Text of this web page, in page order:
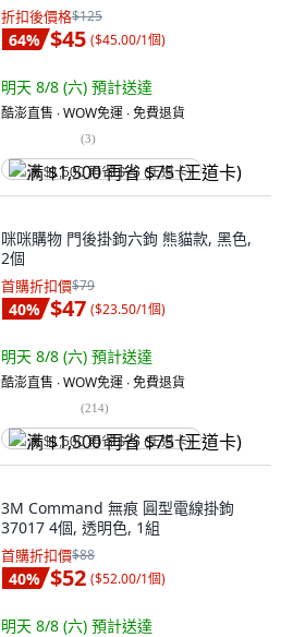
折扣後價格$125
64% $45 ($45.00/1個)
明天 8/8 (六) 預計送達
酷澎直售 ∙ WOW免運 ∙ 免費退貨
(3)
满 $1,500 再省 $75 (王道卡)
咪咪購物 門後掛鉤六鉤 熊貓款, 黑色,
2個
首購折扣價$79
40% $47 ($23.50/1個)
明天 8/8 (六) 預計送達
酷澎直售 ∙ WOW免運 ∙ 免費退貨
(214)
满 $1,500 再省 $75 (王道卡)
3M Command 無痕 圓型電線掛鉤
37017 4個, 透明色, 1組
首購折扣價$88
40% $52 ($52.00/1個)
明天 8/8 (六) 預計送達